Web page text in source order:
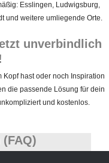
Esslingen, Ludwigsburg,
und weitere umliegende Orte.
unverbindlich
Kopf hast oder noch Inspiration
die passende Lösung für dein
und kostenlos.